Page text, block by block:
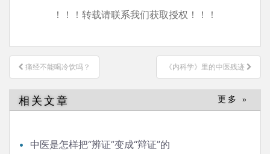
！！！转载请联系我们获取授权！！！
文
章
导
航
痛经不能喝冷饮吗？ 《内科学》里的中医残迹
相关文章 更多 »
中医是怎样把“辨证”变成“辩证”的